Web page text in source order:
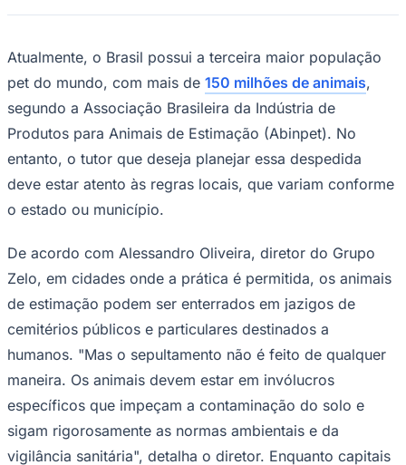
La Liga
Times - Ir direto
Atualmente, o Brasil possui a terceira maior população
pet do mundo, com mais de 150 milhões de animais,
segundo a Associação Brasileira da Indústria de
Produtos para Animais de Estimação (Abinpet). No
entanto, o tutor que deseja planejar essa despedida
deve estar atento às regras locais, que variam conforme
o estado ou município.
De acordo com Alessandro Oliveira, diretor do Grupo
Zelo, em cidades onde a prática é permitida, os animais
de estimação podem ser enterrados em jazigos de
cemitérios públicos e particulares destinados a
humanos. "Mas o sepultamento não é feito de qualquer
maneira. Os animais devem estar em invólucros
específicos que impeçam a contaminação do solo e
sigam rigorosamente as normas ambientais e da
vigilância sanitária", detalha o diretor. Enquanto capitais